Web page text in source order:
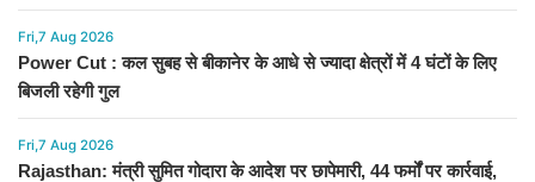
Fri,7 Aug 2026
Power Cut : कल सुबह से बीकानेर के आधे से ज्यादा क्षेत्रों में 4 घंटों के लिए
बिजली रहेगी गुल
Fri,7 Aug 2026
Rajasthan: मंत्री सुमित गोदारा के आदेश पर छापेमारी, 44 फर्मों पर कार्रवाई,